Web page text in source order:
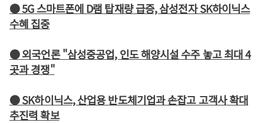
● 5G 스마트폰에 D램 탑재량 급증, 삼성전자 SK하이닉스
수혜 집중
● 외국언론 "삼성중공업, 인도 해양시설 수주 놓고 최대 4
곳과 경쟁"
● SK하이닉스, 산업용 반도체기업과 손잡고 고객사 확대
추진력 확보